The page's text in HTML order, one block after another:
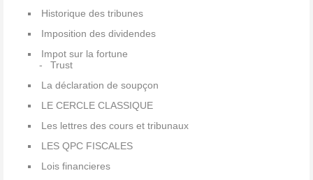
Historique des tribunes
Imposition des dividendes
Impot sur la fortune
Trust
La déclaration de soupçon
LE CERCLE CLASSIQUE
Les lettres des cours et tribunaux
LES QPC FISCALES
Lois financieres